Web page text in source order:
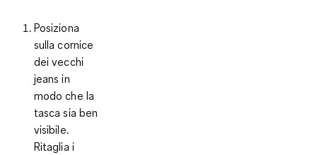
Posiziona
sulla cornice
dei vecchi
jeans in
modo che la
tasca sia ben
visibile.
Ritaglia i